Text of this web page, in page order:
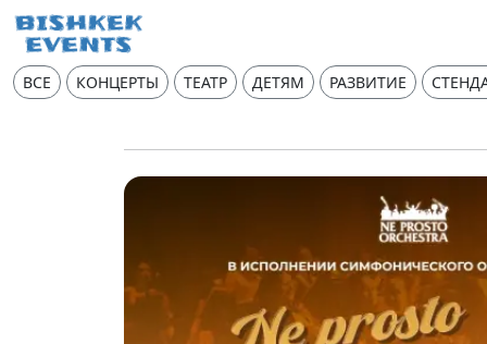
ВСЕ КОНЦЕРТЫ ТЕАТР ДЕТЯМ РАЗВИТИЕ